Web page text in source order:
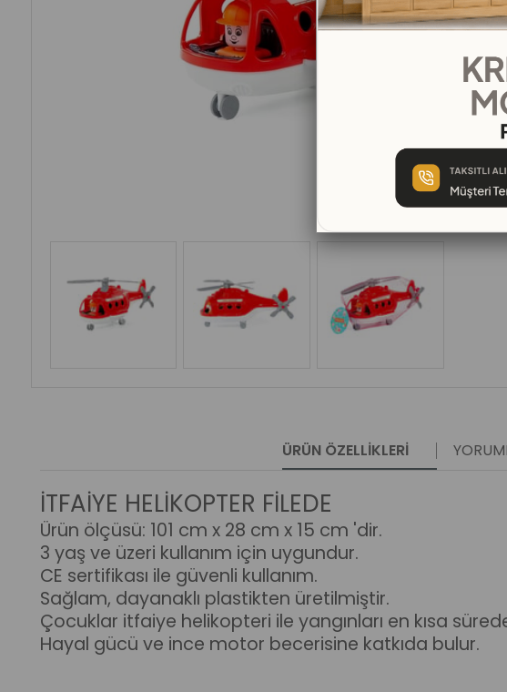
ÜRÜN ÖZELLIKLERI
İTFAİYE HELİKOPTER FİLEDE
Ürün ölçüsü: 101 cm x 28 cm x 15 cm 'dir.
3 yaş ve üzeri kullanım için uygundur.
CE sertifikası ile güvenli kullanım.
Sağlam, dayanaklı plastikten üretilmiştir.
Çocuklar itfaiye helikopteri ile yangınları en kısa
Hayal gücü ve ince motor becerisine katkıda bulur.